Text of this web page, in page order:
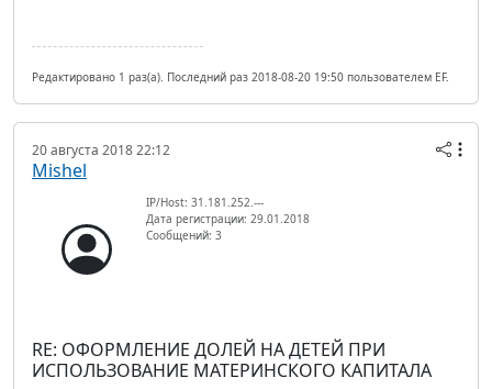
Редактировано 1 раз(а). Последний раз 2018-08-20 19:50 пользователем EF.
20 августа 2018 22:12
Mishel
IP/Host: 31.181.252.---
Дата регистрации: 29.01.2018
Сообщений: 3
RE: ОФОРМЛЕНИЕ ДОЛЕЙ НА ДЕТЕЙ ПРИ
ИСПОЛЬЗОВАНИЕ МАТЕРИНСКОГО КАПИТАЛА